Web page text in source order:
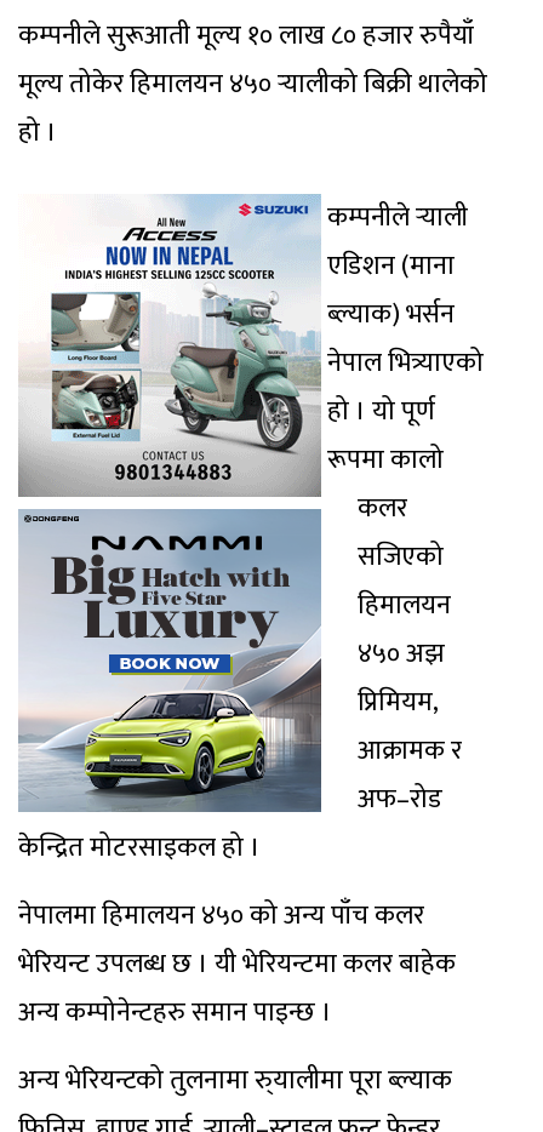
कम्पनीले सुरूआती मूल्य १० लाख ८० हजार रुपैयाँ
मूल्य तोकेर हिमालयन ४५० र्‍यालीको बिक्री थालेको
हो ।
कम्पनीले र्‍याली
एडिशन (माना
ब्ल्याक) भर्सन
नेपाल भित्र्याएको
हो । यो पूर्ण
रूपमा कालो
कलर
सजिएको
हिमालयन
४५० अझ
प्रिमियम,
आक्रामक र
अफ–रोड
केन्द्रित मोटरसाइकल हो ।
नेपालमा हिमालयन ४५० को अन्य पाँच कलर
भेरियन्ट उपलब्ध छ । यी भेरियन्टमा कलर बाहेक
अन्य कम्पोनेन्टहरु समान पाइन्छ ।
अन्य भेरियन्टको तुलनामा रु्यालीमा पूरा ब्ल्याक